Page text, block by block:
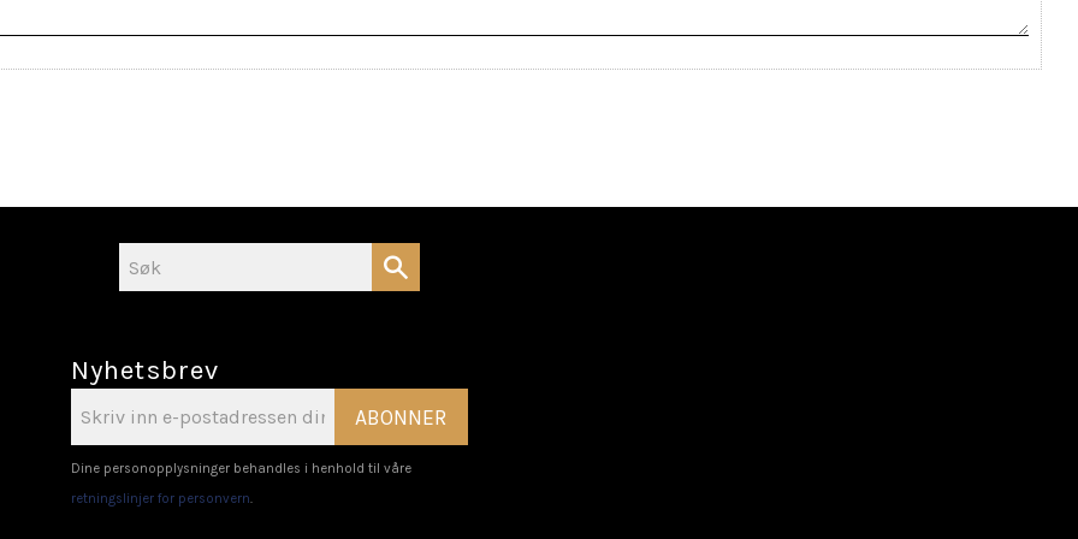
Nyhetsbrev
ABONNER
Dine personopplysninger behandles i henhold til våre
retningslinjer for personvern.